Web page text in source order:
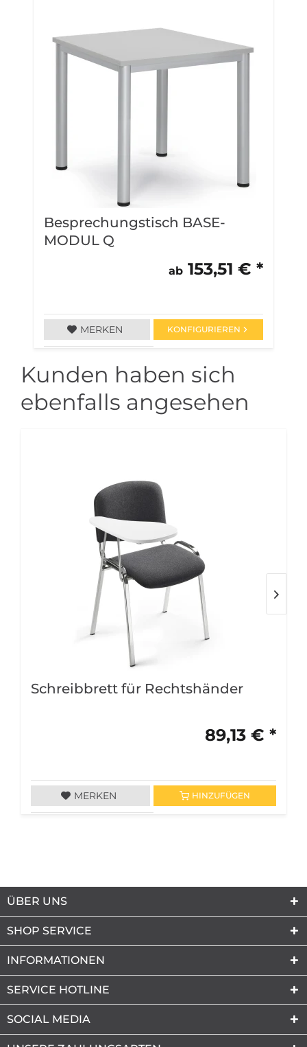
Besprechungstisch BASE-
MODUL Q
ab 153,51 € *
MERKEN KONFIGURIEREN
Kunden haben sich
ebenfalls angesehen
Schreibbrett für Rechtshänder
89,13 € *
MERKEN HINZUFÜGEN
ÜBER UNS
SHOP SERVICE
INFORMATIONEN
SERVICE HOTLINE
SOCIAL MEDIA